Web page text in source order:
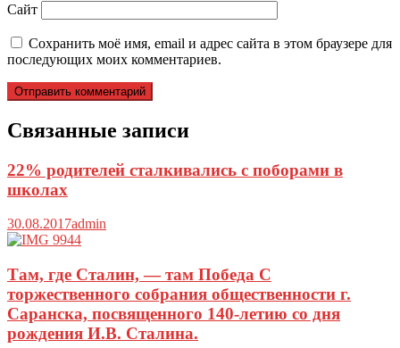
Сайт
Сохранить моё имя, email и адрес сайта в этом браузере для
последующих моих комментариев.
Связанные записи
22% родителей сталкивались с поборами в
школах
30.08.2017admin
Там, где Сталин, — там Победа С
торжественного собрания общественности г.
Саранска, посвященного 140-летию со дня
рождения И.В. Сталина.